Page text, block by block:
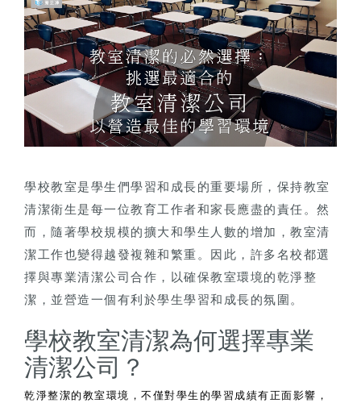
學校教室是學生們學習和成長的重要場所，保持教室
清潔衛生是每一位教育工作者和家長應盡的責任。然
而，隨著學校規模的擴大和學生人數的增加，教室清
潔工作也變得越發複雜和繁重。因此，許多名校都選
擇與專業清潔公司合作，以確保教室環境的乾淨整
潔，並營造一個有利於學生學習和成長的氛圍。
學校教室清潔為何選擇專業
清潔公司？
乾淨整潔的教室環境，不僅對學生的學習成績有正面影響，